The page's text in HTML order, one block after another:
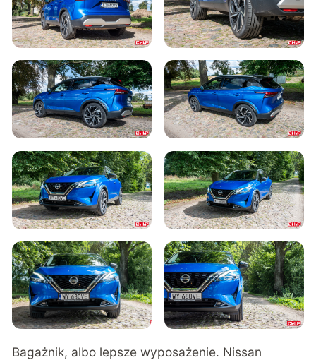
Bagażnik, albo lepsze wyposażenie. Nissan